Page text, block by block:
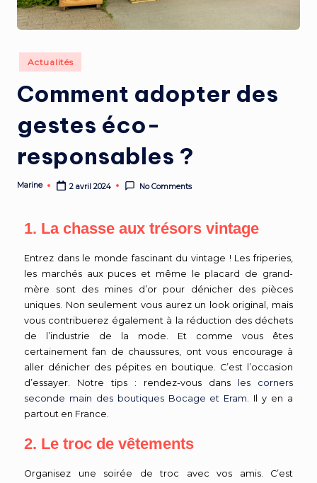
Actualités
Comment adopter des
gestes éco-
responsables ?
Marine 2 avril 2024 No Comments
1. La chasse aux trésors vintage
Entrez dans le monde fascinant du vintage ! Les friperies,
les marchés aux puces et même le placard de grand-
mère sont des mines d’or pour dénicher des pièces
uniques. Non seulement vous aurez un look original, mais
vous contribuerez également à la réduction des déchets
de l’industrie de la mode. Et comme vous êtes
certainement fan de chaussures, ont vous encourage à
aller dénicher des pépites en boutique. C’est l’occasion
d’essayer. Notre tips : rendez-vous dans les corners
seconde main des boutiques Bocage et Eram. Il y en a
partout en France.
2. Le troc de vêtements
Organisez une soirée de troc avec vos amis. C’est